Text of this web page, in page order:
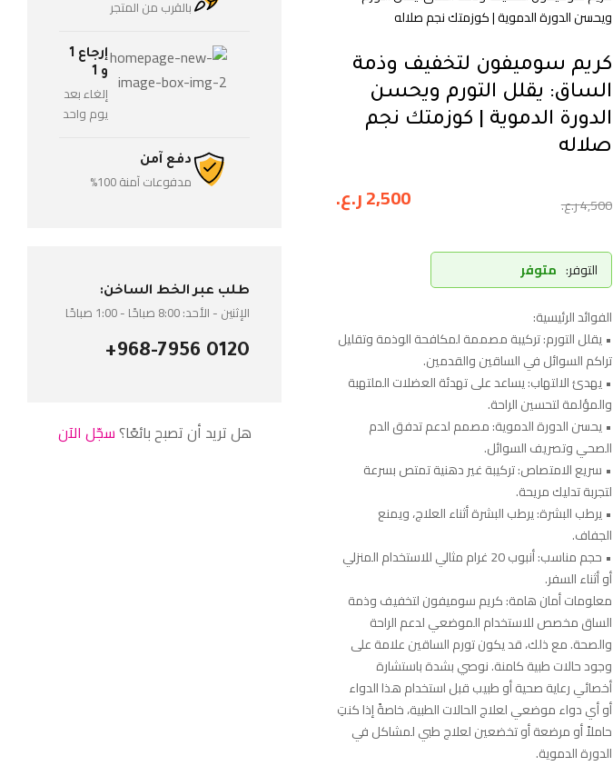
ويحسن الدورة الدموية | كوزمتك نجم صلاله
كريم سوميفون لتخفيف وذمة
الساق: يقلل التورم ويحسن
الدورة الدموية | كوزمتك نجم
صلاله
4,500ر.ع. 2,500ر.ع.
التوفر: متوفر
الفوائد الرئيسية:
• يقلل التورم: تركيبة مصممة لمكافحة الوذمة وتقليل
تراكم السوائل في الساقين والقدمين.
• يهدئ الالتهاب: يساعد على تهدئة العضلات الملتهبة
والمؤلمة لتحسين الراحة.
• يحسن الدورة الدموية: مصمم لدعم تدفق الدم
الصحي وتصريف السوائل.
• سريع الامتصاص: تركيبة غير دهنية تمتص بسرعة
لتجربة تدليك مريحة.
• يرطب البشرة: يرطب البشرة أثناء العلاج، ويمنع
الجفاف.
• حجم مناسب: أنبوب 20 غرام مثالي للاستخدام المنزلي
أو أثناء السفر.
معلومات أمان هامة: كريم سوميفون لتخفيف وذمة
الساق مخصص للاستخدام الموضعي لدعم الراحة
والصحة. مع ذلك، قد يكون تورم الساقين علامة على
وجود حالات طبية كامنة. نوصي بشدة باستشارة
أخصائي رعاية صحية أو طبيب قبل استخدام هذا الدواء
أو أي دواء موضعي لعلاج الحالات الطبية، خاصةً إذا كنتِ
حاملاً أو مرضعة أو تخضعين لعلاج طبي لمشاكل في
الدورة الدموية.
بالقرب من المتجر
إرجاع 1
و 1
إلغاء بعد
يوم واحد
دفع آمن
مدفوعات آمنة 100%
طلب عبر الخط الساخن:
الإثنين - الأحد: 8:00 صباحًا - 1:00 صباحًا
+968-7956 0120
هل تريد أن تصبح بائعًا؟سجّل الآن